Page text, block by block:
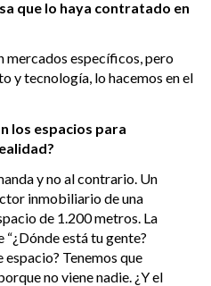
que lo haya contratado en
mercados específicos, pero
y tecnología, lo hacemos en el
los espacios para
y no al contrario. Un
inmobiliario de una
de 1.200 metros. La
está tu gente?
espacio? Tenemos que
no viene nadie. ¿Y el